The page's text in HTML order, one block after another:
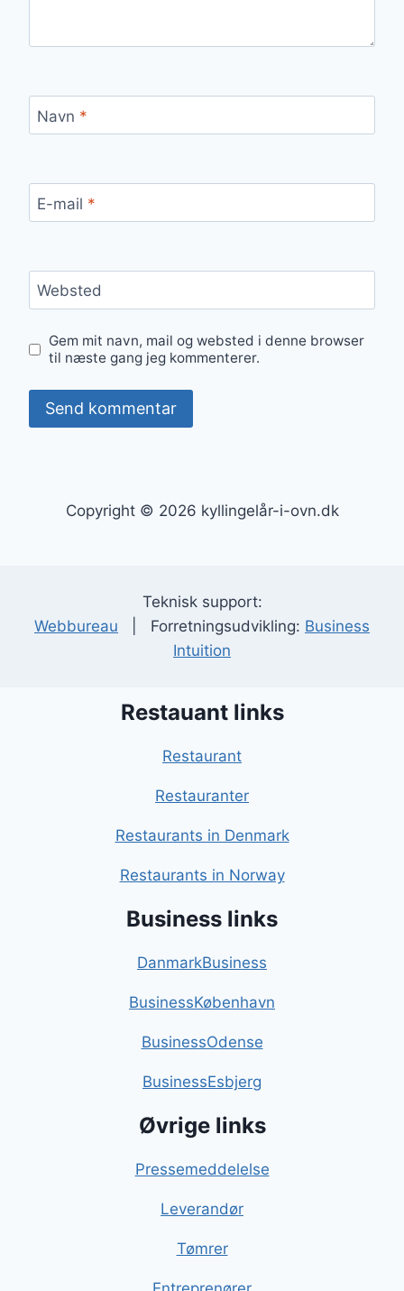
Navn *
E-mail *
Websted
Gem mit navn, mail og websted i denne browser
til næste gang jeg kommenterer.
Copyright © 2026 kyllingelår-i-ovn.dk
Teknisk support:
Webbureau | Forretningsudvikling: Business
Intuition
Restauant links
Restaurant
Restauranter
Restaurants in Denmark
Restaurants in Norway
Business links
DanmarkBusiness
BusinessKøbenhavn
BusinessOdense
BusinessEsbjerg
Øvrige links
Pressemeddelelse
Leverandør
Tømrer